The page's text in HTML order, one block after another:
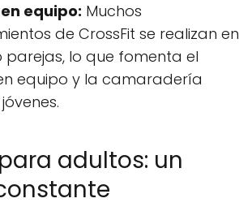
equipo: Muchos
de CrossFit se realizan en
parejas, lo que fomenta el
equipo y la camaradería
adultos: un